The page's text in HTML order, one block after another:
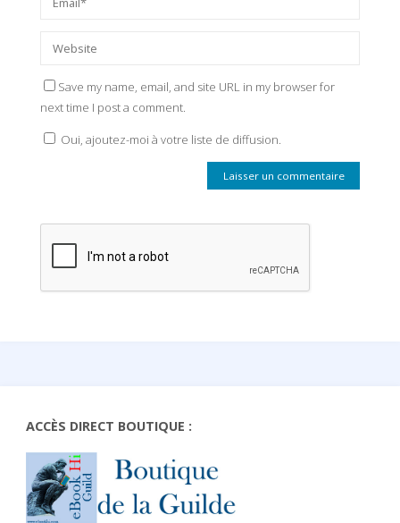
Save my name, email, and site URL in my browser for
next time I post a comment.
Oui, ajoutez-moi à votre liste de diffusion.
ACCÈS DIRECT BOUTIQUE :